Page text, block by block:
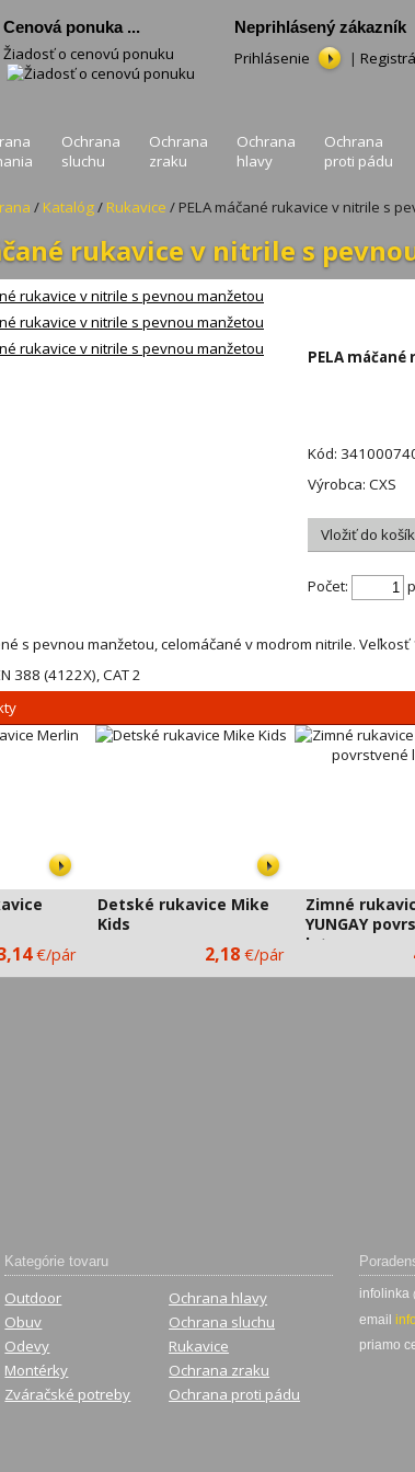
Neprihlásený zákazník
Prihlásenie |
Cenová ponuka ...
Žiadosť o cenovú ponuku
Ochrana
sluchu
Ochrana
zraku
Ochrana
hlavy
Ochrana
proti pádu
/ Katalóg/ Rukavice / PELA máčané rukavice v nitrile s
rukavice v nitrile s
PELA
Kód:
Výrobca: CXS
Vložiť do
Počet:
s pevnou manžetou, celomáčané v modrom nitrile. Veľkosť
388 (4122X), CAT 2
€/pár
Detské rukavice Mike
Kids
2,18 €/pár
Zimné
YUNGAY
latexom
Kategórie tovaru
Outdoor
Obuv
Odevy
Montérky
Zváračské potreby
Ochrana hlavy
Ochrana sluchu
Rukavice
Ochrana zraku
Ochrana proti pádu
infolinka
email
priamo